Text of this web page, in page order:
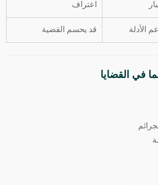
اعتراف
الأدلة قد يحسم القضية
في القضايا